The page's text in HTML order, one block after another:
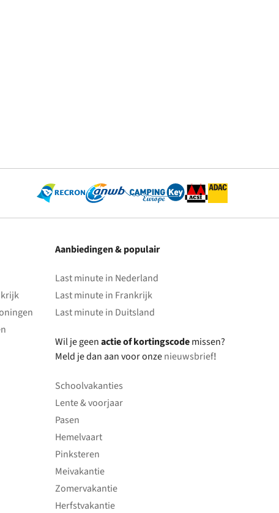
Aanbiedingen & populair
Last minute in Nederland
Last minute in Frankrijk
Last minute in Duitsland
Wil je geenactie of kortingscodemissen?
Meld je dan aan voor onzenieuwsbrief!
Schoolvakanties
Lente & voorjaar
Pasen
Hemelvaart
Pinksteren
Meivakantie
Zomervakantie
Herfstvakantie